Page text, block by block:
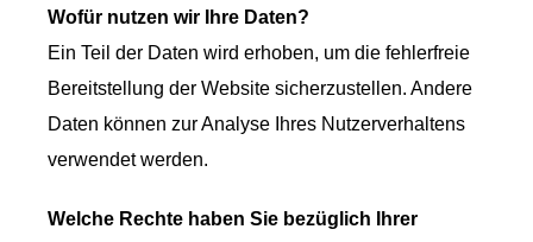
Wofür nutzen wir Ihre Daten?
Ein Teil der Daten wird erhoben, um die fehlerfreie
Bereitstellung der Website sicherzustellen. Andere
Daten können zur Analyse Ihres Nutzerverhaltens
verwendet werden.
Welche Rechte haben Sie bezüglich Ihrer